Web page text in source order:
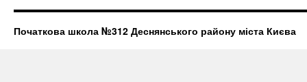
Початкова школа №312 Деснянського району міста Києва